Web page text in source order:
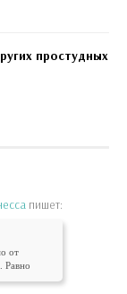
простудных
пишет:
от
Равно